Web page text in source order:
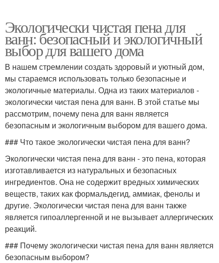
Экологически чистая пена для
ванн: безопасный и экологичный
выбор для вашего дома
В нашем стремлении создать здоровый и уютный дом,
мы стараемся использовать только безопасные и
экологичные материалы. Одна из таких материалов -
экологически чистая пена для ванн. В этой статье мы
рассмотрим, почему пена для ванн является
безопасным и экологичным выбором для вашего дома.
### Что такое экологически чистая пена для ванн?
Экологически чистая пена для ванн - это пена, которая
изготавливается из натуральных и безопасных
ингредиентов. Она не содержит вредных химических
веществ, таких как формальдегид, аммиак, фенолы и
другие. Экологически чистая пена для ванн также
является гипоаллергенной и не вызывает аллергических
реакций.
### Почему экологически чистая пена для ванн является
безопасным выбором?